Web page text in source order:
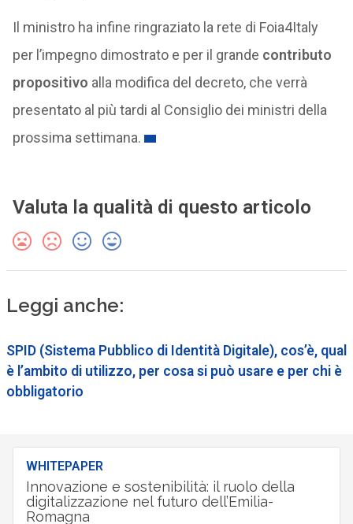
Il ministro ha infine ringraziato la rete di Foia4Italy
per l’impegno dimostrato e per il grande contributo
propositivo alla modifica del decreto, che verrà
presentato al più tardi al Consiglio dei ministri della
prossima settimana.
Valuta la qualità di questo articolo
Leggi anche:
SPID (Sistema Pubblico di Identità Digitale), cos’è, qual
è l’ambito di utilizzo, per cosa si può usare e per chi è
obbligatorio
WHITEPAPER
Innovazione e sostenibilità: il ruolo della
digitalizzazione nel futuro dell’Emilia-
Romagna